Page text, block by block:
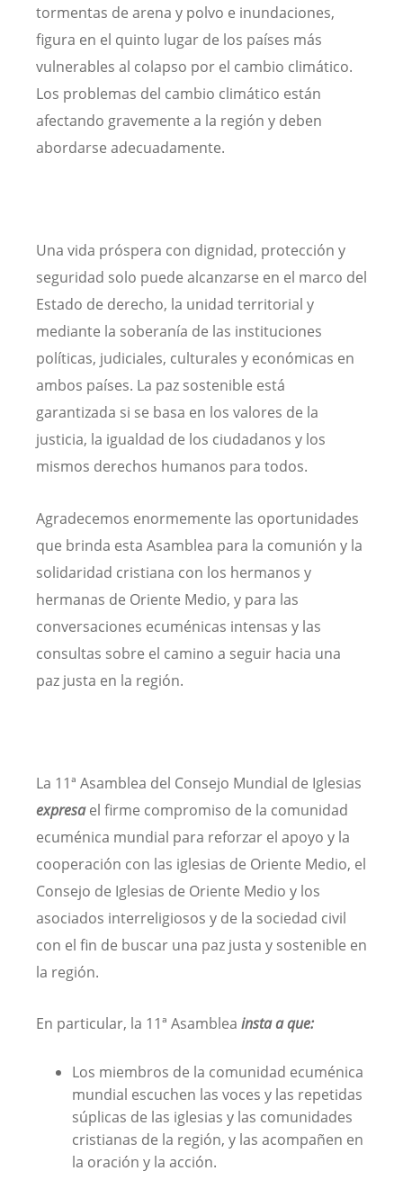
tormentas de arena y polvo e inundaciones,
figura en el quinto lugar de los países más
vulnerables al colapso por el cambio climático.
Los problemas del cambio climático están
afectando gravemente a la región y deben
abordarse adecuadamente.
Una vida próspera con dignidad, protección y
seguridad solo puede alcanzarse en el marco del
Estado de derecho, la unidad territorial y
mediante la soberanía de las instituciones
políticas, judiciales, culturales y económicas en
ambos países. La paz sostenible está
garantizada si se basa en los valores de la
justicia, la igualdad de los ciudadanos y los
mismos derechos humanos para todos.
Agradecemos enormemente las oportunidades
que brinda esta Asamblea para la comunión y la
solidaridad cristiana con los hermanos y
hermanas de Oriente Medio, y para las
conversaciones ecuménicas intensas y las
consultas sobre el camino a seguir hacia una
paz justa en la región.
La 11ª Asamblea del Consejo Mundial de Iglesias
expresael firme compromiso de la comunidad
ecuménica mundial para reforzar el apoyo y la
cooperación con las iglesias de Oriente Medio, el
Consejo de Iglesias de Oriente Medio y los
asociados interreligiosos y de la sociedad civil
con el fin de buscar una paz justa y sostenible en
la región.
En particular, la 11ª Asamblea insta a que:
Los miembros de la comunidad ecuménica
mundial escuchen las voces y las repetidas
súplicas de las iglesias y las comunidades
cristianas de la región, y las acompañen en
la oración y la acción.